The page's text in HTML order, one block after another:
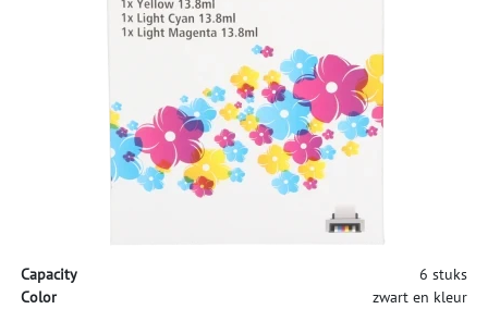
Capacity
6 stuks
Color
zwart en kleur